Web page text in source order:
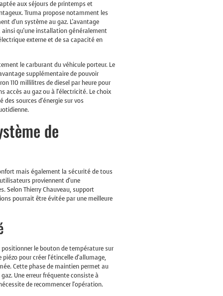
aux séjours de printemps et
Truma propose notamment les
d'un système au gaz. L'avantage
ainsi qu'une installation généralement
externe et de sa capacité en
le carburant du véhicule porteur. Le
supplémentaire de pouvoir
110 millilitres de diesel par heure pour
accès au gaz ou à l'électricité. Le choix
des sources d'énergie sur vos
de
mais également la sécurité de tous
proviennent d'une
Selon Thierry Chauveau, support
pourrait être évitée par une meilleure
le bouton de température sur
pour créer l'étincelle d'allumage,
Cette phase de maintien permet au
Une erreur fréquente consiste à
de recommencer l'opération.